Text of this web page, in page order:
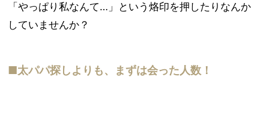
「やっぱり私なんて…」という烙印を押したりなんか
していませんか？
■太パパ探しよりも、まずは会った人数！